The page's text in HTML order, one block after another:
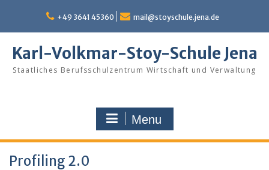
content
+49 3641 45360 mail@stoyschule.jena.de
Karl-Volkmar-Stoy-Schule Jena
Staatliches Berufsschulzentrum Wirtschaft und Verwaltung
Menu
Profiling 2.0